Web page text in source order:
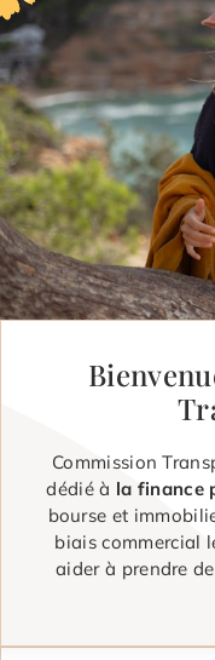
Commission
dédié à la finance
bourse et
biais commercial
aider à prendre